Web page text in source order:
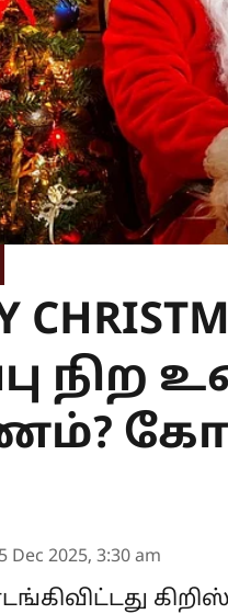
நிற
Dec 2025, 3:30 am